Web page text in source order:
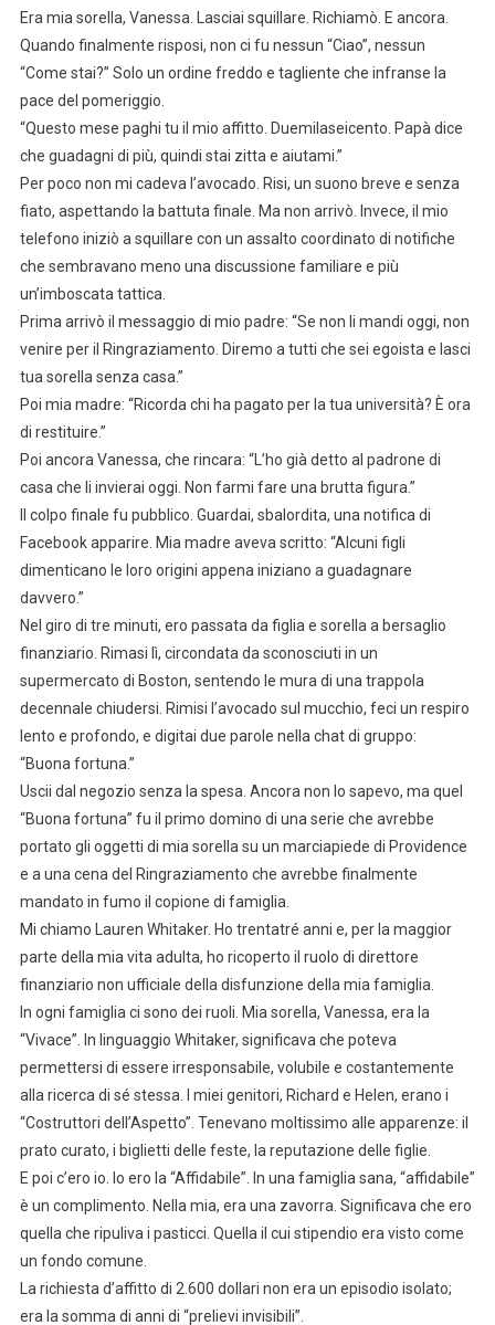
Era mia sorella, Vanessa. Lasciai squillare. Richiamò. E ancora.
Quando finalmente risposi, non ci fu nessun “Ciao”, nessun
“Come stai?” Solo un ordine freddo e tagliente che infranse la
pace del pomeriggio.
“Questo mese paghi tu il mio affitto. Duemilaseicento. Papà dice
che guadagni di più, quindi stai zitta e aiutami.”
Per poco non mi cadeva l’avocado. Risi, un suono breve e senza
fiato, aspettando la battuta finale. Ma non arrivò. Invece, il mio
telefono iniziò a squillare con un assalto coordinato di notifiche
che sembravano meno una discussione familiare e più
un’imboscata tattica.
Prima arrivò il messaggio di mio padre: “Se non li mandi oggi, non
venire per il Ringraziamento. Diremo a tutti che sei egoista e lasci
tua sorella senza casa.”
Poi mia madre: “Ricorda chi ha pagato per la tua università? È ora
di restituire.”
Poi ancora Vanessa, che rincara: “L’ho già detto al padrone di
casa che li invierai oggi. Non farmi fare una brutta figura.”
Il colpo finale fu pubblico. Guardai, sbalordita, una notifica di
Facebook apparire. Mia madre aveva scritto: “Alcuni figli
dimenticano le loro origini appena iniziano a guadagnare
davvero.”
Nel giro di tre minuti, ero passata da figlia e sorella a bersaglio
finanziario. Rimasi lì, circondata da sconosciuti in un
supermercato di Boston, sentendo le mura di una trappola
decennale chiudersi. Rimisi l’avocado sul mucchio, feci un respiro
lento e profondo, e digitai due parole nella chat di gruppo:
“Buona fortuna.”
Uscii dal negozio senza la spesa. Ancora non lo sapevo, ma quel
“Buona fortuna” fu il primo domino di una serie che avrebbe
portato gli oggetti di mia sorella su un marciapiede di Providence
e a una cena del Ringraziamento che avrebbe finalmente
mandato in fumo il copione di famiglia.
Mi chiamo Lauren Whitaker. Ho trentatré anni e, per la maggior
parte della mia vita adulta, ho ricoperto il ruolo di direttore
finanziario non ufficiale della disfunzione della mia famiglia.
In ogni famiglia ci sono dei ruoli. Mia sorella, Vanessa, era la
“Vivace”. In linguaggio Whitaker, significava che poteva
permettersi di essere irresponsabile, volubile e costantemente
alla ricerca di sé stessa. I miei genitori, Richard e Helen, erano i
“Costruttori dell’Aspetto”. Tenevano moltissimo alle apparenze: il
prato curato, i biglietti delle feste, la reputazione delle figlie.
E poi c’ero io. Io ero la “Affidabile”. In una famiglia sana, “affidabile”
è un complimento. Nella mia, era una zavorra. Significava che ero
quella che ripuliva i pasticci. Quella il cui stipendio era visto come
un fondo comune.
La richiesta d’affitto di 2.600 dollari non era un episodio isolato;
era la somma di anni di “prelievi invisibili”.